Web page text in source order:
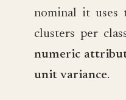
nominal it uses
clusters per
numeric
unit variance.